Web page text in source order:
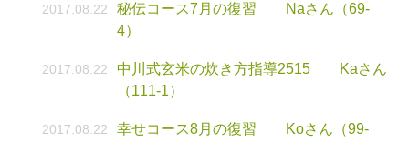
2017.08.22
秘伝コース7月の復習 Naさん（69-
4）
2017.08.22
中川式玄米の炊き方指導2515 Kaさん
（111-1）
2017.08.22
幸せコース8月の復習 Koさん（99-